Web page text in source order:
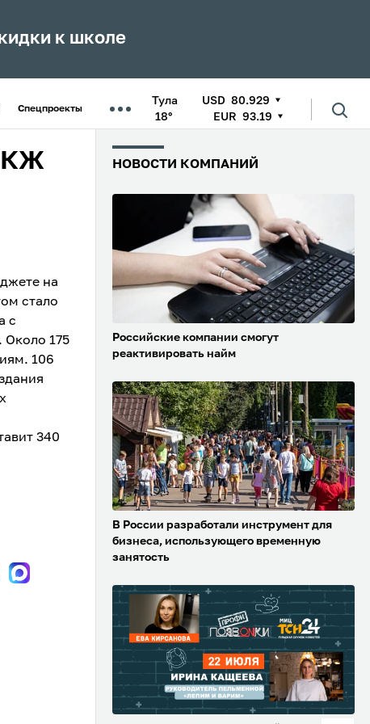
к школе
Спецпроекты
Тула
18°
USD 80.929
EUR 93.19
на
стало
с
175
106
340
НОВОСТИ КОМПАНИЙ
Российские компании смогут
реактивировать найм
В России разработали инструмент для
бизнеса, использующего временную
занятость